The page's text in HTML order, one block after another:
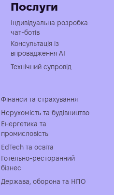
Фінанси та страхування
Нерухомість та будівництво
Енергетика та
промисловість
EdTech та освіта
Готельно-ресторанний
бізнес
Держава, оборона та НПО
Послуги
Індивідуальна розробка
чат-ботів
Консультація із
впровадження АІ
Технічний супровід